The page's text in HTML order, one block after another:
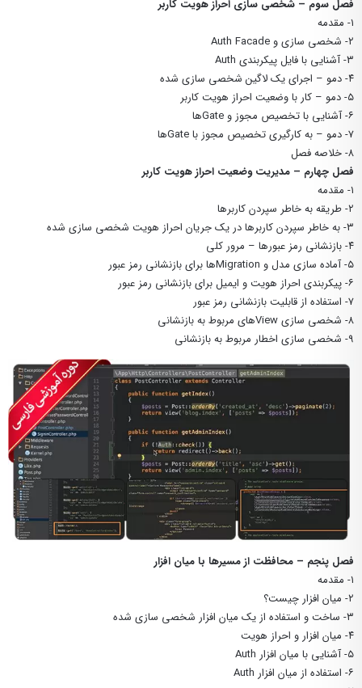
فصل سوم – شخصی سازی احراز هویت کاربر
۱- مقدمه
۲- شخصی سازی و Auth Facade
۳- آشنایی با فایل پیکربندی Auth
۴- دمو – اجرای یک لاگین شخصی سازی شده
۵- دمو – کار با وضعیت احراز هویت کاربر
۶- آشنایی با تخصیص مجوز و Gateها
۷- دمو – به کارگیری تخصیص مجوز با Gateها
۸- خلاصه فصل
فصل چهارم – مدیریت وضعیت احراز هویت کاربر
۱- مقدمه
۲- طریقه به خاطر سپردن کاربرها
۳- به خاطر سپردن کاربرها در یک جریان احراز هویت شخصی سازی شده
۴- بازنشانی رمز عبورها – مرور کلی
۵- آماده سازی مدل و Migrationها برای بازنشانی رمز عبور
۶- پیکربندی احراز هویت و ایمیل برای بازنشانی رمز عبور
۷- استفاده از قابلیت بازنشانی رمز عبور
۸- شخصی سازی Viewهای مربوط به بازنشانی
۹- شخصی سازی اخطار مربوط به بازنشانی
فصل پنجم – محافظت از مسیرها با میان افزار
۱- مقدمه
۲- میان افزار چیست؟
۳- ساخت و استفاده از یک میان افزار شخصی سازی شده
۴- میان افزار و احراز هویت
۵- آشنایی با میان افزار Auth
۶- استفاده از میان افزار Auth